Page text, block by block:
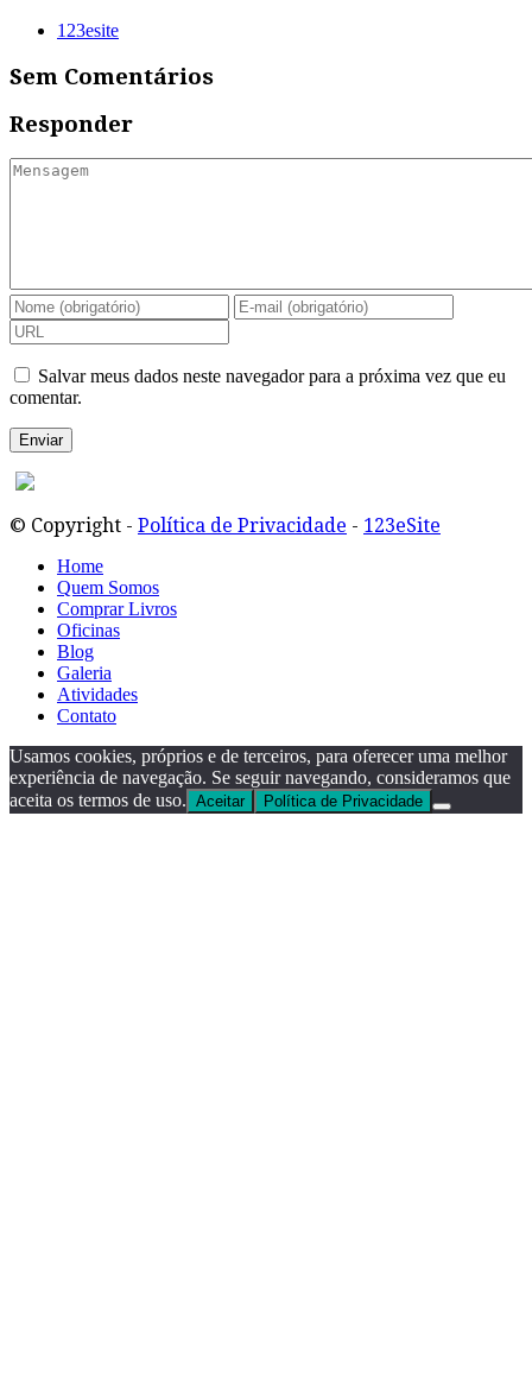
123esite
Sem Comentários
Responder
Salvar meus dados neste navegador para a próxima vez que eu
comentar.
© Copyright - Política de Privacidade - 123eSite
Home
Quem Somos
Comprar Livros
Oficinas
Blog
Galeria
Atividades
Contato
Usamos cookies, próprios e de terceiros, para oferecer uma melhor
experiência de navegação. Se seguir navegando, consideramos que
aceita os termos de uso. Aceitar Política de Privacidade